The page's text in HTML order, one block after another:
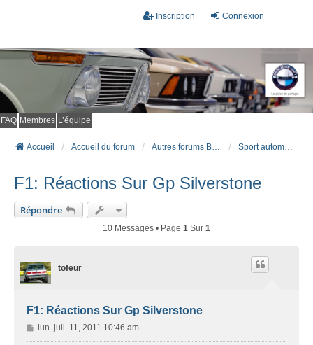
Connexion
Inscription
FAQ Membres L’équipe
Accueil Accueil du forum Autres forums BMW (Autour des BM) Sport automobile (F1 et autres compétitions)
F1: Réactions Sur Gp Silverstone
Répondre
10 Messages • Page 1 Sur 1
tofeur
F1: Réactions Sur Gp Silverstone
M
e
lun. juil. 11, 2011 10:46 am